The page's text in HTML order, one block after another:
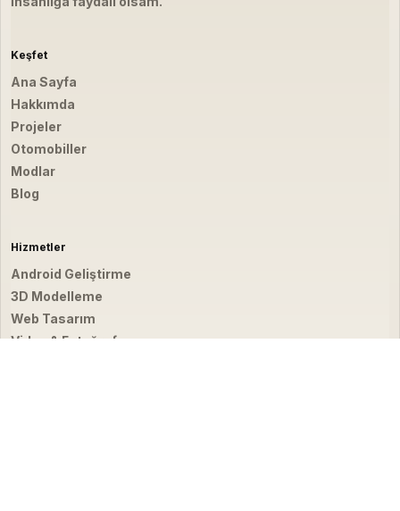
Keşfet
Ana Sayfa
Hakkımda
Projeler
Otomobiller
Modlar
Blog
Hizmetler
Android Geliştirme
3D Modelleme
Web Tasarım
Video & Fotoğraf